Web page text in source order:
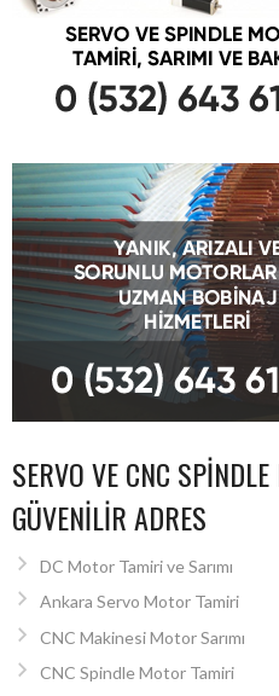
SERVO VE CNC
GÜVENILIR ADRES
DC Motor Tamiri ve Sarımı
Ankara Servo Motor Tamiri
CNC Makinesi Motor Sarımı
CNC Spindle Motor Tamiri